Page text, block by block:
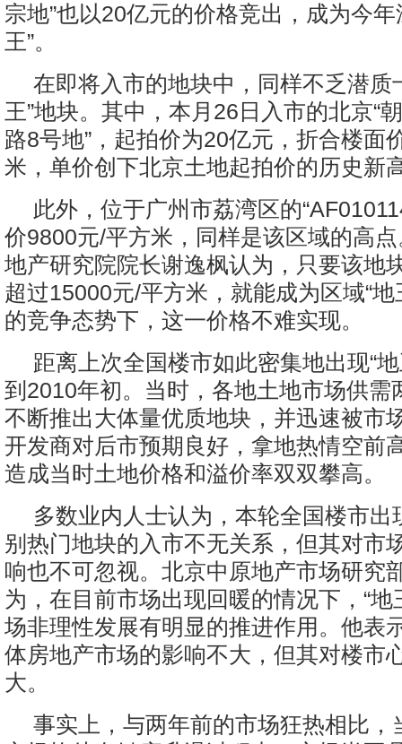
宗地”也以20亿元的价格竞出，成为今年
王”。
在即将入市的地块中，同样不乏潜质
王”地块。其中，本月26日入市的北京“
路8号地”，起拍价为20亿元，折合楼面
米，单价创下北京土地起拍价的历史新
此外，位于广州市荔湾区的
价9800元/平方米，同样是该区域的高
地产研究院院长谢逸枫认为，只要该地
超过15000元/平方米，就能成为区域“地
的竞争态势下，这一价格不难实现。
距离上次全国楼市如此密集地出现“
到2010年初。当时，各地土地市场供需
不断推出大体量优质地块，并迅速被市
开发商对后市预期良好，拿地热情空前
造成当时土地价格和溢价率双双攀高。
多数业内人士认为，本轮全国楼市出
别热门地块的入市不无关系，但其对市
响也不可忽视。北京中原地产市场研究
为，在目前市场出现回暖的情况下，“地
场非理性发展有明显的推进作用。他表
体房地产市场的影响不大，但其对楼市
大。
事实上，与两年前的市场狂热相比，